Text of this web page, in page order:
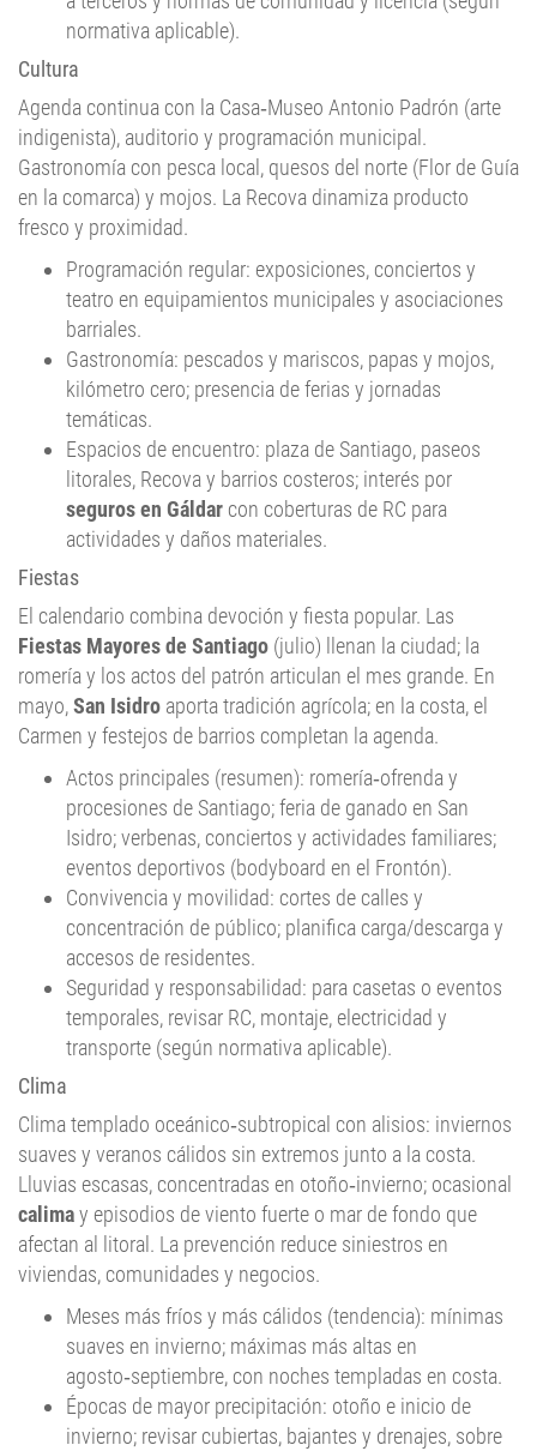
normativa aplicable).
Cultura
Agenda continua con la Casa‑Museo Antonio Padrón (arte
indigenista), auditorio y programación municipal.
Gastronomía con pesca local, quesos del norte (Flor de Guía
en la comarca) y mojos. La Recova dinamiza producto
fresco y proximidad.
Programación regular: exposiciones, conciertos y
teatro en equipamientos municipales y asociaciones
barriales.
Gastronomía: pescados y mariscos, papas y mojos,
kilómetro cero; presencia de ferias y jornadas
temáticas.
Espacios de encuentro: plaza de Santiago, paseos
litorales, Recova y barrios costeros; interés por
seguros en Gáldar con coberturas de RC para
actividades y daños materiales.
Fiestas
El calendario combina devoción y fiesta popular. Las
Fiestas Mayores de Santiago (julio) llenan la ciudad; la
romería y los actos del patrón articulan el mes grande. En
mayo,San Isidro aporta tradición agrícola; en la costa, el
Carmen y festejos de barrios completan la agenda.
Actos principales (resumen): romería‑ofrenda y
procesiones de Santiago; feria de ganado en San
Isidro; verbenas, conciertos y actividades familiares;
eventos deportivos (bodyboard en el Frontón).
Convivencia y movilidad: cortes de calles y
concentración de público; planifica carga/descarga y
accesos de residentes.
Seguridad y responsabilidad: para casetas o eventos
temporales, revisar RC, montaje, electricidad y
transporte (según normativa aplicable).
Clima
Clima templado oceánico‑subtropical con alisios: inviernos
suaves y veranos cálidos sin extremos junto a la costa.
Lluvias escasas, concentradas en otoño‑invierno; ocasional
calimay episodios de viento fuerte o mar de fondo que
afectan al litoral. La prevención reduce siniestros en
viviendas, comunidades y negocios.
Meses más fríos y más cálidos (tendencia): mínimas
suaves en invierno; máximas más altas en
agosto‑septiembre, con noches templadas en costa.
Épocas de mayor precipitación: otoño e inicio de
invierno; revisar cubiertas, bajantes y drenajes, sobre